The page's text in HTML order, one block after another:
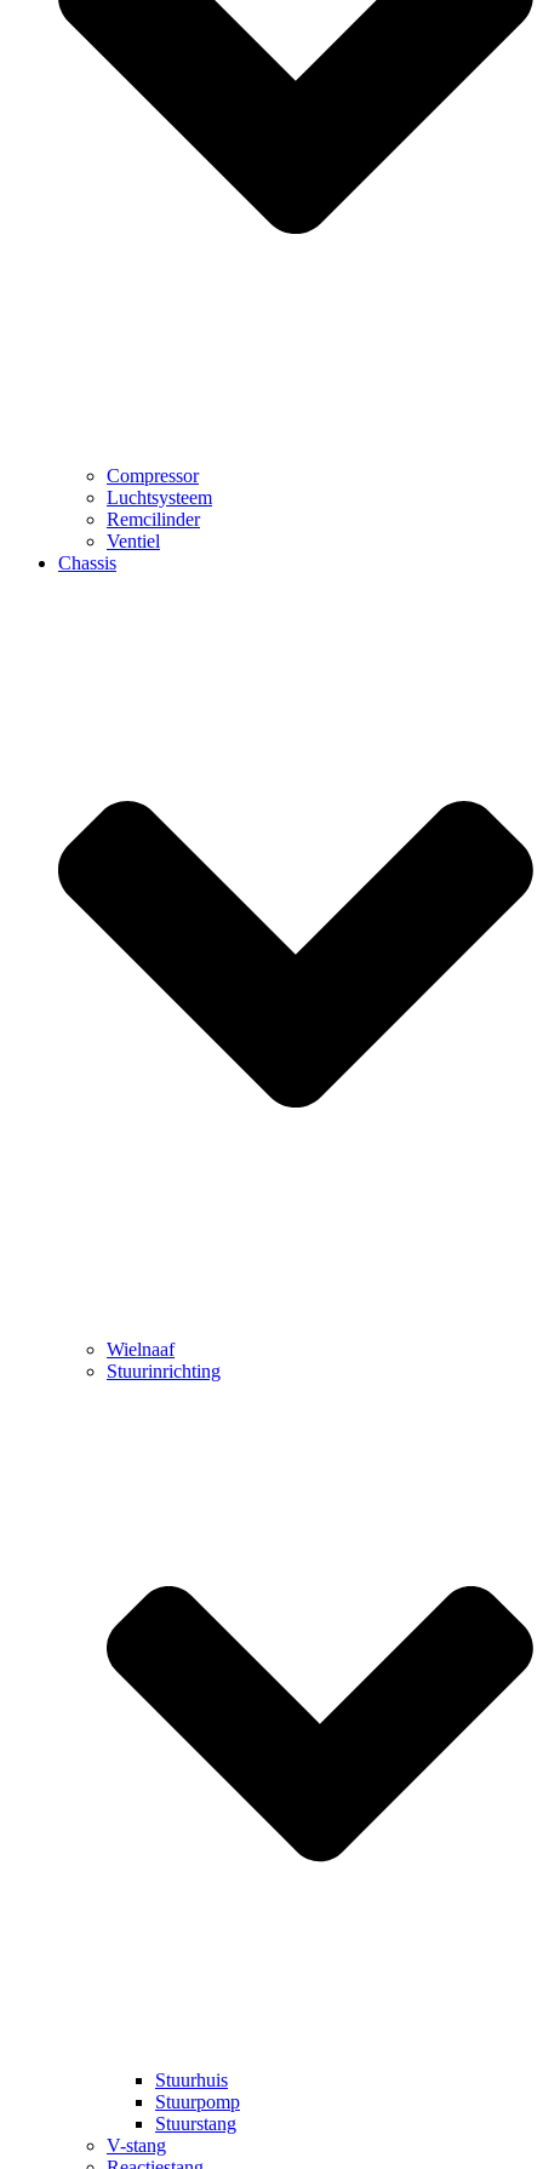
Compressor
Luchtsysteem
Remcilinder
Ventiel
Chassis
Wielnaaf
Stuurinrichting
Stuurhuis
Stuurpomp
Stuurstang
V-stang